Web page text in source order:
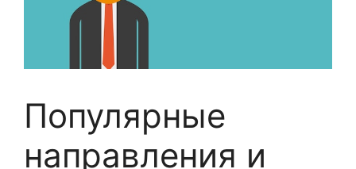
Популярные
направления и